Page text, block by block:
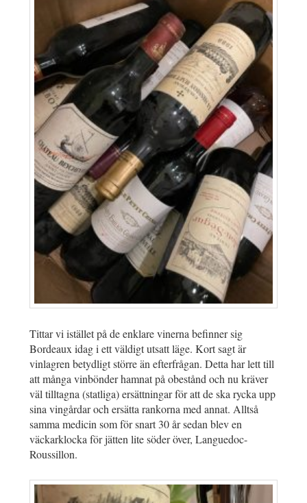
Tittar vi istället på de enklare vinerna befinner sig
Bordeaux idag i ett väldigt utsatt läge. Kort sagt är
vinlagren betydligt större än efterfrågan. Detta har lett till
att många vinbönder hamnat på obestånd och nu kräver
väl tilltagna (statliga) ersättningar för att de ska rycka upp
sina vingårdar och ersätta rankorna med annat. Alltså
samma medicin som för snart 30 år sedan blev en
väckarklocka för jätten lite söder över, Languedoc-
Roussillon.